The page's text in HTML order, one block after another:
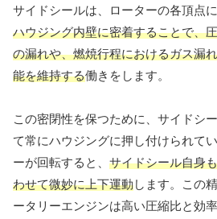
サイドシールは、ローターの各頂点
ハウジング内壁に密着することで、
の漏れや、燃焼行程におけるガス漏
能を維持する働きをします。
この密閉性を保つために、サイドシ
て常にハウジングに押し付けられて
ーが回転すると、 サイドシール自身
わせて微妙に上下運動します。この
ータリーエンジンは高い圧縮比と効